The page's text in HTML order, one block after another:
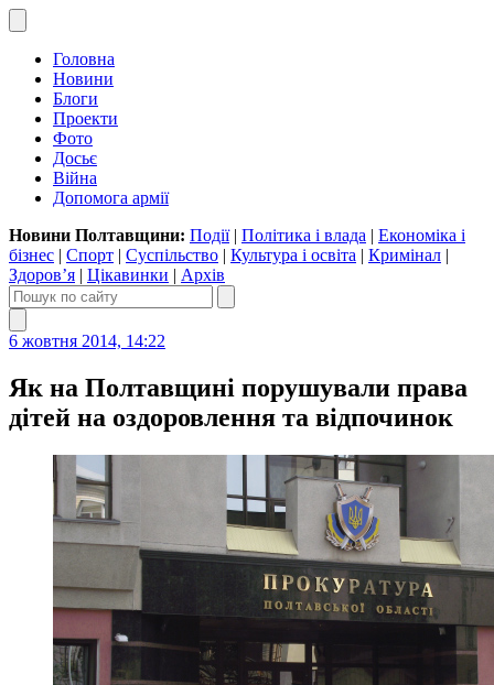
Головна
Новини
Блоги
Проекти
Фото
Досьє
Війна
Допомога армії
Новини Полтавщини: Події| Політика і влада | Економіка і
бізнес | Спорт | Суспільство | Культура і освіта | Кримінал |
Здоров’я | Цікавинки | Архів
6 жовтня 2014, 14:22
Як на Полтавщині порушували права
дітей на оздоровлення та відпочинок